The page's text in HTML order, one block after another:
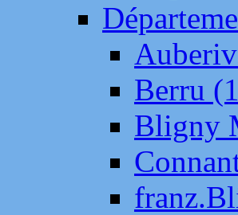
Berru
Bligny